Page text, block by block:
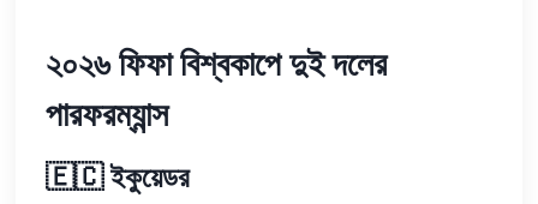
২০২৬ ফিফা বিশ্বকাপে দুই দলের
পারফরম্যান্স
🇪🇨 ইকুয়েডর